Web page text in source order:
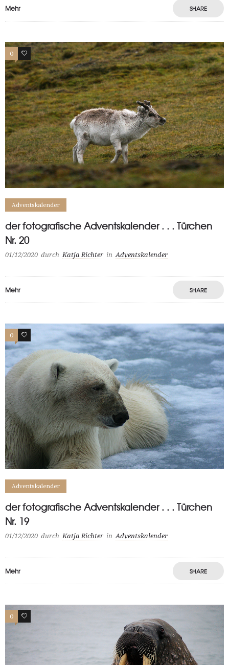
Mehr SHARE
0 0
Adventskalender
der fotografische Adventskalender . . . Türchen
Nr. 20
01/12/2020 durch Katja Richter in Adventskalender
Mehr SHARE
0 0
Adventskalender
der fotografische Adventskalender . . . Türchen
Nr. 19
01/12/2020 durch Katja Richter in Adventskalender
Mehr SHARE
0 1